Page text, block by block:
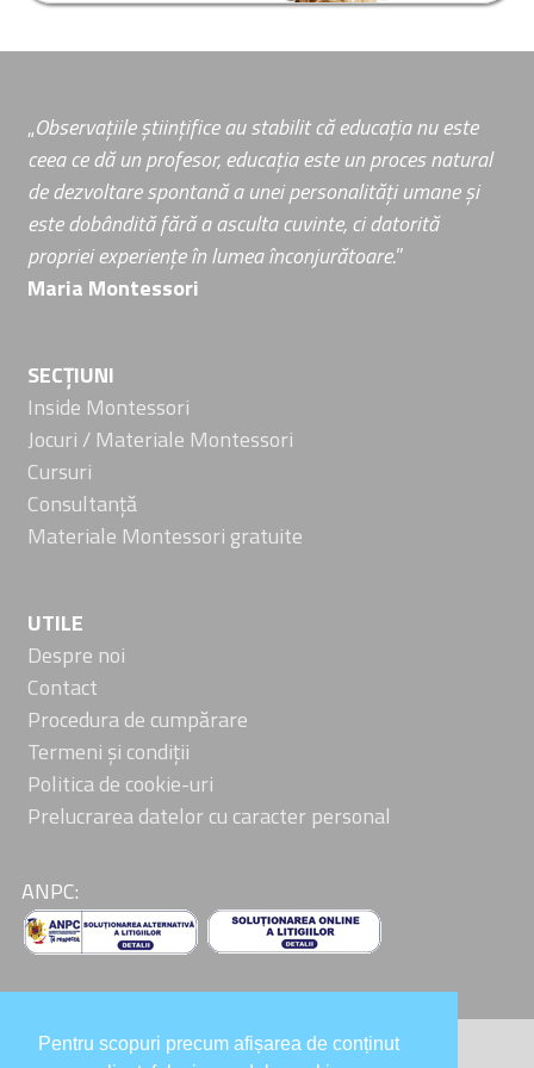
„Observațiile științifice au stabilit că educația nu este
ceea ce dă un profesor, educația este un proces natural
de dezvoltare spontană a unei personalități umane și
este dobândită fără a asculta cuvinte, ci datorită
propriei experiențe în lumea înconjurătoare.”
Maria Montessori
SECȚIUNI
Inside Montessori
Jocuri / Materiale Montessori
Cursuri
Consultanță
Materiale Montessori gratuite
UTILE
Despre noi
Contact
Procedura de cumpărare
Termeni și condiții
Politica de cookie-uri
Prelucrarea datelor cu caracter personal
ANPC:
Pentru scopuri precum afișarea de conținut